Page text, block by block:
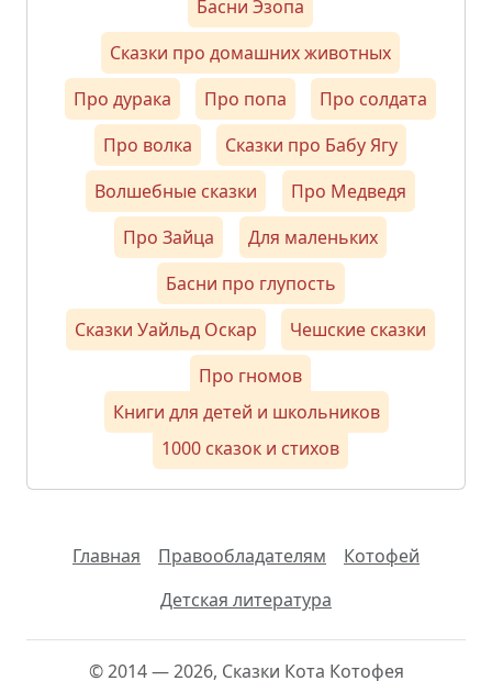
Басни Эзопа
Сказки про домашних животных
Про дурака
Про попа
Про солдата
Про волка
Сказки про Бабу Ягу
Волшебные сказки
Про Медведя
Про Зайца
Для маленьких
Басни про глупость
Сказки Уайльд Оскар
Чешские сказки
Про гномов
Книги для детей и школьников
1000 сказок и стихов
Главная Правообладателям
Котофей
Детская литература
© 2014 — 2026, Сказки Кота Котофея